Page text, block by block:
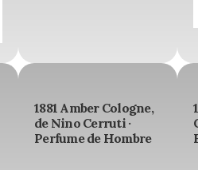
1881 Amber Cologne,
de Nino Cerruti ·
Perfume de Hombre